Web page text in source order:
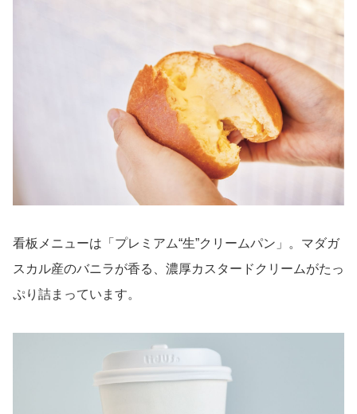
看板メニューは「プレミアム“生”クリームパン」。マダガ
スカル産のバニラが香る、濃厚カスタードクリームがたっ
ぷり詰まっています。